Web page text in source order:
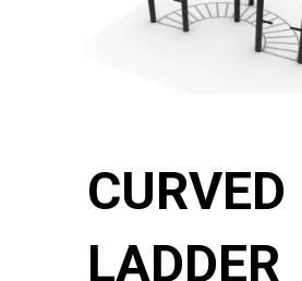
CURVED
LADDER